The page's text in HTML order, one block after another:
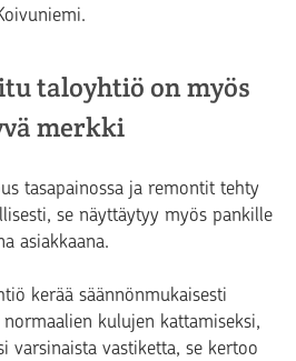
taloyhtiö on myös
merkki
tasapainossa ja remontit tehty
se näyttäytyy myös pankille
asiakkaana.
kerää säännönmukaisesti
kulujen kattamiseksi,
varsinaista vastiketta, se kertoo